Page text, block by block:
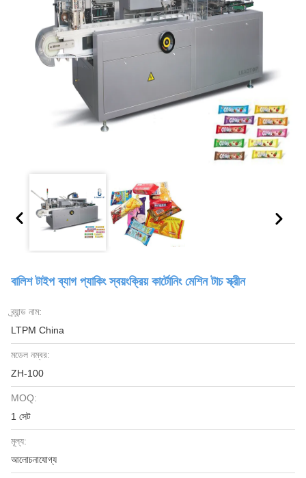
বালিশ টাইপ ব্যাগ প্যাকিং স্বয়ংক্রিয় কার্টোনিং মেশিন টাচ স্ক্রীন
ব্র্যান্ড নাম:
LTPM China
মডেল নম্বর:
ZH-100
MOQ:
1 সেট
মূল্য:
আলোচনাযোগ্য